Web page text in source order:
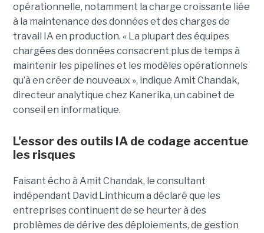
opérationnelle, notamment la charge croissante liée
à la maintenance des données et des charges de
travail IA en production. « La plupart des équipes
chargées des données consacrent plus de temps à
maintenir les pipelines et les modèles opérationnels
qu’à en créer de nouveaux », indique Amit Chandak,
directeur analytique chez Kanerika, un cabinet de
conseil en informatique.
L'essor des outils IA de codage accentue
les risques
Faisant écho à Amit Chandak, le consultant
indépendant David Linthicum a déclaré que les
entreprises continuent de se heurter à des
problèmes de dérive des déploiements, de gestion